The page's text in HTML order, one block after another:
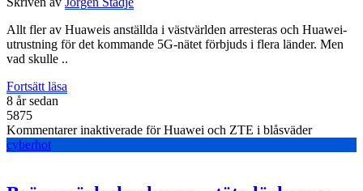
Allt fler av Huaweis anställda i västvärlden arresteras och Huawei-
utrustning för det kommande 5G-nätet förbjuds i flera länder. Men
vad skulle ..
Fortsätt läsa
8 år sedan
5875
Kommentarer inaktiverade för Huawei och ZTE i blåsväder
cyberhot